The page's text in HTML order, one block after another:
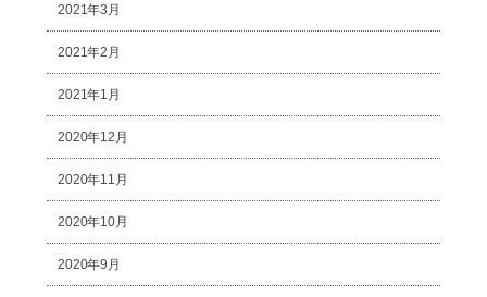
2021年3月
2021年2月
2021年1月
2020年12月
2020年11月
2020年10月
2020年9月